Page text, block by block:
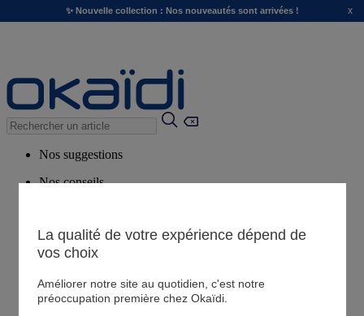
✨ Nouvelle collection : Nos nouveautés sont arrivées ! x
Nos suggestions
Nos conseils
Magasin
La qualité de votre expérience dépend de
vos choix
Améliorer notre site au quotidien, c'est notre
préoccupation première chez Okaïdi.